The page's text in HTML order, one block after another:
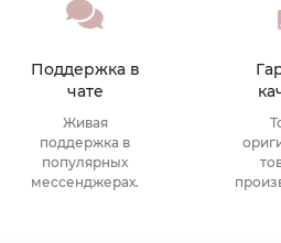
Поддержка в
чате
Живая
поддержка в
популярных
мессенджерах.